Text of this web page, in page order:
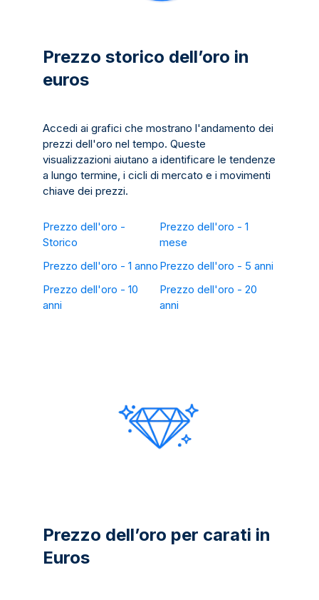
Prezzo storico dell’oro in
euros
Accedi ai grafici che mostrano l'andamento dei
prezzi dell'oro nel tempo. Queste
visualizzazioni aiutano a identificare le tendenze
a lungo termine, i cicli di mercato e i movimenti
chiave dei prezzi.
Prezzo dell'oro -
Storico
Prezzo dell'oro - 1
mese
Prezzo dell'oro - 1 anno Prezzo dell'oro - 5 anni
Prezzo dell'oro - 10
anni
Prezzo dell'oro - 20
anni
Prezzo dell’oro per carati in
Euros